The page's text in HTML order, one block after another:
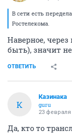
В сети есть
Ростелекома.
Наверное,
быть), значит
ОТВЕТИТЬ
К
Казинака
guru
23 февраля
Да, кто то